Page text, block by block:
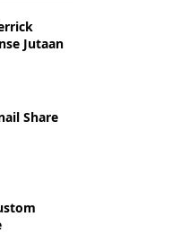
Jutaan
Share